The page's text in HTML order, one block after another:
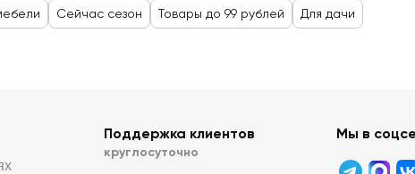
Сейчас сезон Товары до 99 рублей Для дачи
Поддержка клиентов
круглосуточно
Мы в